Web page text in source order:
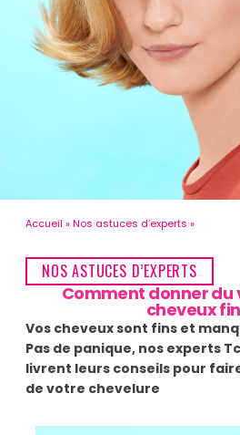
Accueil Nos astuces d’experts
NOS ASTUCES D’EXPERTS
Comment donner du
cheveux
Vos cheveux sont fins et
Pas de panique, nos experts
livrent leurs conseils pour
de votre chevelure